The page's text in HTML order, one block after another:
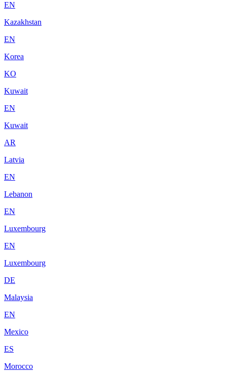
EN
Kazakhstan
EN
Korea
KO
Kuwait
EN
Kuwait
AR
Latvia
EN
Lebanon
EN
Luxembourg
EN
Luxembourg
DE
Malaysia
EN
Mexico
ES
Morocco